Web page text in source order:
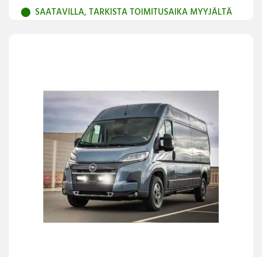
SAATAVILLA, TARKISTA TOIMITUSAIKA MYYJÄLTÄ